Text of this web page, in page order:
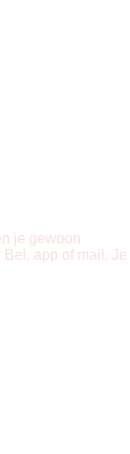
je gewoon
app of mail. Je